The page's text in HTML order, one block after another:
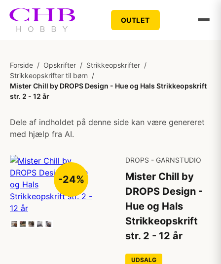
OUTLET
Forside / Opskrifter / Strikkeopskrifter /
Strikkeopskrifter til børn /
Mister Chill by DROPS Design - Hue og Hals Strikkeopskrift
str. 2 - 12 år
Dele af indholdet på denne side kan være genereret
med hjælp fra AI.
-24%
DROPS - GARNSTUDIO
Mister Chill by
DROPS Design -
Hue og Hals
Strikkeopskrift
str. 2 - 12 år
UDSALG